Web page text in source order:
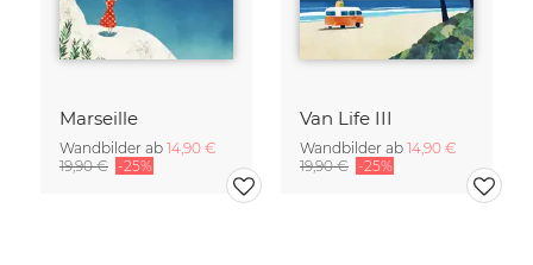
Marseille
Wandbilder ab 14,90 €
19,90 € -25%
Van Life III
Wandbilder ab 14,90 €
19,90 € -25%